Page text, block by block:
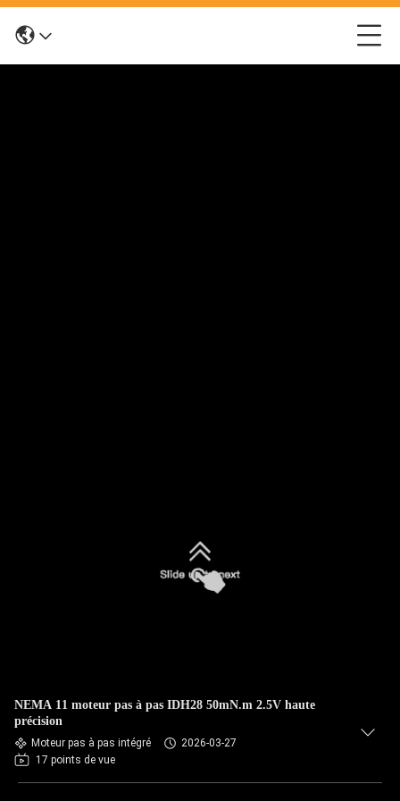
NEMA 11 moteur pas à pas IDH28 50mN.m 2.5V haute
précision
Moteur pas à pas intégré
2026-03-27
17 points de vue